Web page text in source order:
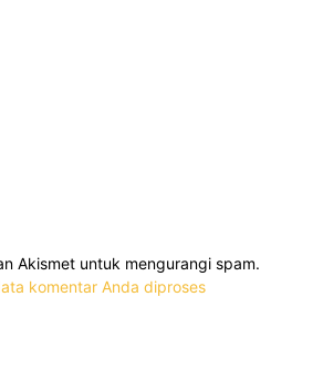
Akismet untuk mengurangi spam.
komentar Anda diproses